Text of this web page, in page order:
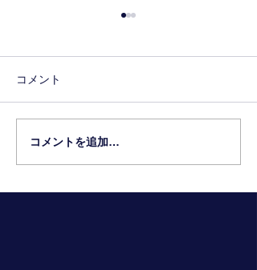
6年生の進路先
コメント
コメントを追加…